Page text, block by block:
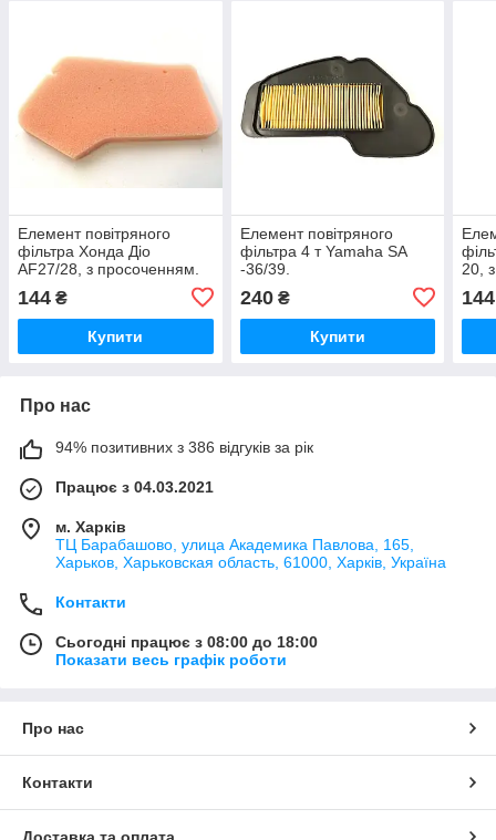
Елемент повітряного
фільтра Хонда Діо
AF27/28, з просоченням.
144 ₴
Купити
Елемент повітряного
фільтра 4 т Yamaha SA
-36/39.
240₴
Купити
20,
144
Про нас
94% позитивних з 386 відгуків за рік
Працює з 04.03.2021
м. Харків
ТЦ Барабашово, улица Академика Павлова, 165,
Харьков, Харьковская область, 61000, Харків, Україна
Контакти
Сьогодні працює з 08:00 до 18:00
Показати весь графік роботи
Про нас
Контакти